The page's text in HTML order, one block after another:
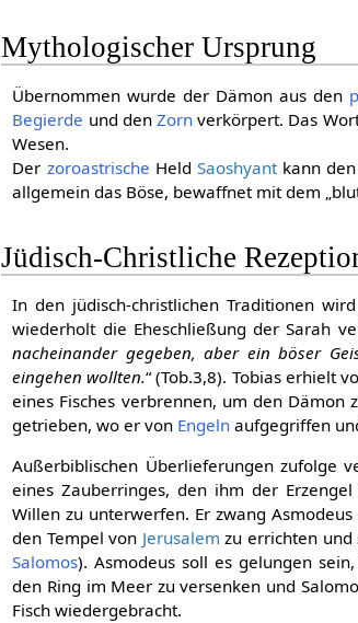
Mythologischer Ursprung
Übernommen wurde der Dämon aus den
Begierde und den Zornverkörpert. Das
Wesen.
Der zoroastrische HeldSaoshyant kann
allgemein das Böse, bewaffnet mit dem
Jüdisch-Christliche
In den jüdisch-christlichen Traditionen
wiederholt die Eheschließung der Sarah
nacheinander gegeben, aber ein böser
eingehen wollten.“ (Tob.3,8). Tobias erhielt
eines Fisches verbrennen, um den
getrieben, wo er von Engeln aufgegriffen
Außerbiblischen Überlieferungen zufolge
eines Zauberringes, den ihm der
Willen zu unterwerfen. Er zwang
den Tempel von Jerusalem zu errichten und
Salomos). Asmodeus soll es gelungen
den Ring im Meer zu versenken und
Fisch wiedergebracht.